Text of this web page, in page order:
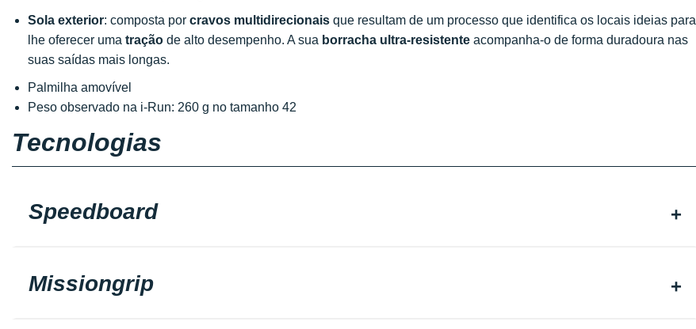
Sola exterior: composta por cravos multidirecionais que resultam de um processo que identifica os locais ideias para
lhe oferecer uma tração de alto desempenho. A sua borracha ultra-resistente acompanha-o de forma duradoura nas
suas saídas mais longas.
Palmilha amovível
Peso observado na i-Run: 260 g no tamanho 42
Tecnologias
Speedboard
Missiongrip